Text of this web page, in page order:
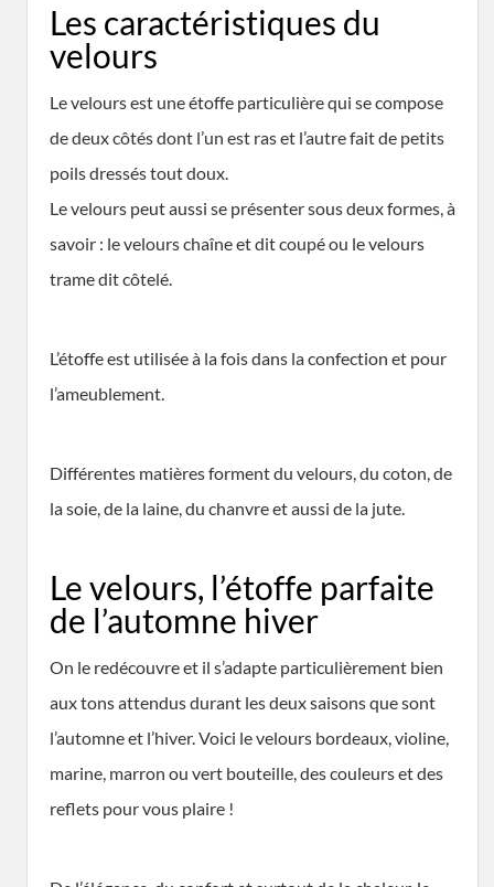
Les caractéristiques du
velours
Le velours est une étoffe particulière qui se compose
de deux côtés dont l’un est ras et l’autre fait de petits
poils dressés tout doux.
Le velours peut aussi se présenter sous deux formes, à
savoir : le velours chaîne et dit coupé ou le velours
trame dit côtelé.
L’étoffe est utilisée à la fois dans la confection et pour
l’ameublement.
Différentes matières forment du velours, du coton, de
la soie, de la laine, du chanvre et aussi de la jute.
Le velours, l’étoffe parfaite
de l’automne hiver
On le redécouvre et il s’adapte particulièrement bien
aux tons attendus durant les deux saisons que sont
l’automne et l’hiver. Voici le velours bordeaux, violine,
marine, marron ou vert bouteille, des couleurs et des
reflets pour vous plaire !